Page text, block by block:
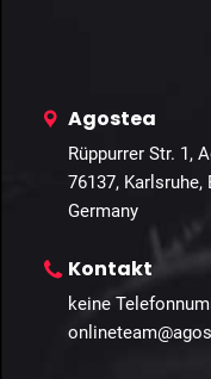
Agostea
Rüppurrer Str. 1,
76137, Karlsruhe,
Germany
Kontakt
keine